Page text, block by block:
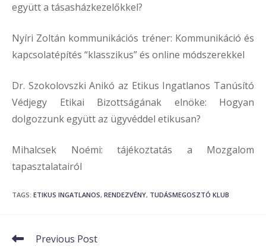
együtt a tásasházkezelőkkel?
Nyíri Zoltán kommunikációs tréner: Kommunikáció és
kapcsolatépítés “klasszikus” és online módszerekkel
Dr. Szokolovszki Anikó az Etikus Ingatlanos Tanúsító
Védjegy Etikai Bizottságának elnöke: Hogyan
dolgozzunk együtt az ügyvéddel etikusan?
Mihalcsek Noémi: tájékoztatás a Mozgalom
tapasztalatairól
TAGS: ETIKUS INGATLANOS, RENDEZVÉNY, TUDÁSMEGOSZTÓ KLUB
Read
Previous Post